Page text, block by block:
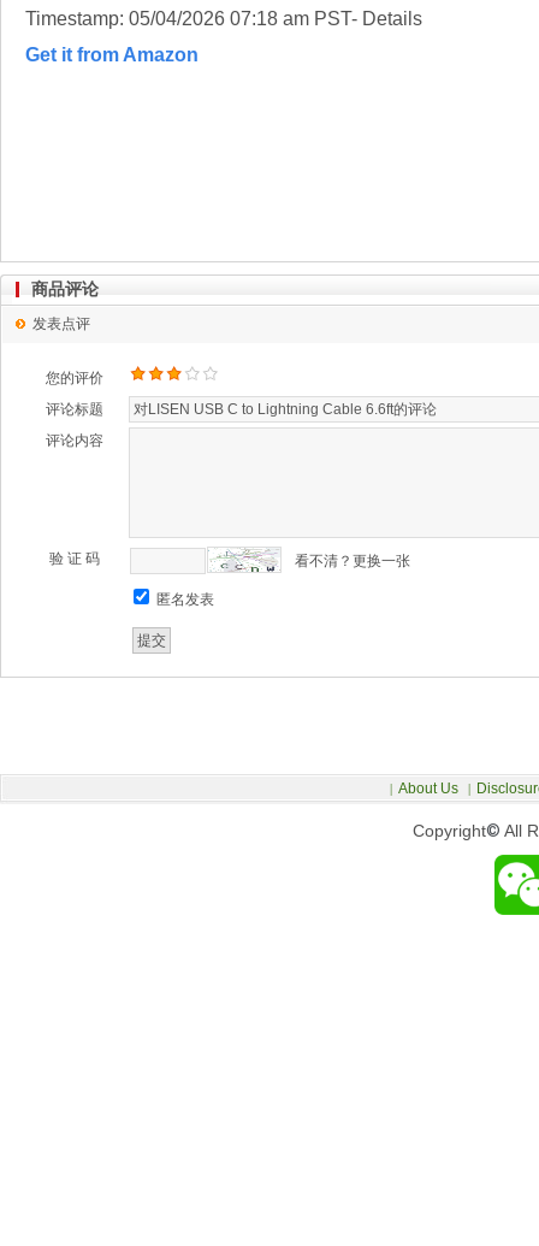
Timestamp: 05/04/2026 07:18 am PST- Details
Get it from Amazon
商品评论
发表点评
您的评价
评论标题
评论内容
验 证 码 看不清？更换一张
匿名发表
Copyright© All
| About Us |